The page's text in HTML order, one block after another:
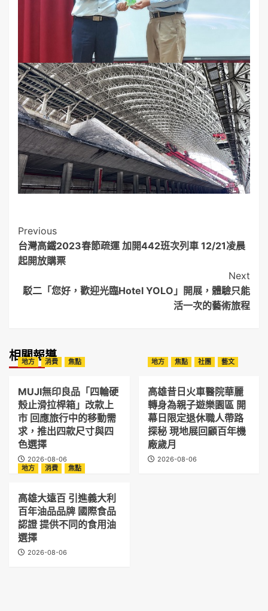
Post
Navigation
Previous
台灣高鐵2023春節疏運 加開442班次列車 12/21凌晨
起開放購票
Next
駁二「您好，歡迎光臨Hotel YOLO」開展，體驗只能
活一次的藝術旅程
相關報導
地方 消費 焦點
MUJI無印良品「四輪硬
殼止滑拉桿箱」改款上
市 回應旅行中的移動需
求，推出四款尺寸與四
色選擇
2026-08-06
地方 焦點 社團 藝文
高雄昔日火車醫院華麗
轉身為親子遊樂園區 開
幕日限定退休職人帶路
探秘 現地展回顧百年機
廠歲月
2026-08-06
地方
消費 焦點
高雄大遠百 引進義大利
百年油品品牌 國際食品
認證 提供不同的食用油
選擇
2026-08-06